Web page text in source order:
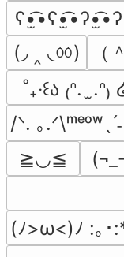
(◞ ‸ ◟ㆀ)
（
˚₊‧꒰ა ₍ᐢ.  ̫.ᐢ₎
/ᐠ. ｡.ᐟ\ᵐᵉᵒʷˎˊ˗
≧◡≦
(ﾉ>ω<)ﾉ :｡･